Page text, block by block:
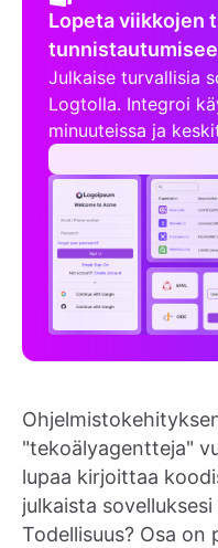
Lopeta viikkojen
Julkaise turvallisia
Logtolla. Integroi
minuuteissa ja
"tekoälyagentteja"
lupaa kirjoittaa
julkaista
Todellisuus? Osa on